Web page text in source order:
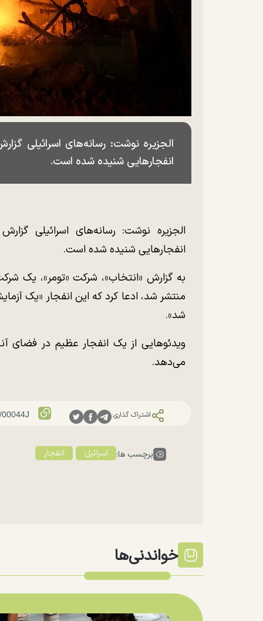
الجزیره نوشت: رسانه‌های اسرائیلی
انفجار‌هایی شنیده شده است.
الجزیره نوشت: رسانه‌های اسرائیلی
انفجار‌هایی شنیده شده است.
به گزارش «انتخاب»، شرکت «تومر»، یک
منتشر شد، ادعا کرد که این انفجار «یک
شد».
ویدئو‌هایی از یک انفجار عظیم در فضای
می‌دهد.
اشتراک گذاری:
برچسب ها: اسرائیل انفجار
خواندنی‌ها